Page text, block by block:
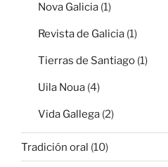
Nova Galicia (1)
Revista de Galicia (1)
Tierras de Santiago (1)
Uila Noua (4)
Vida Gallega (2)
Tradición oral (10)